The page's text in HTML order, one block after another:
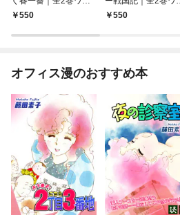
コイン！！
550
コイン！！
550
オフィス漫のおすすめ本